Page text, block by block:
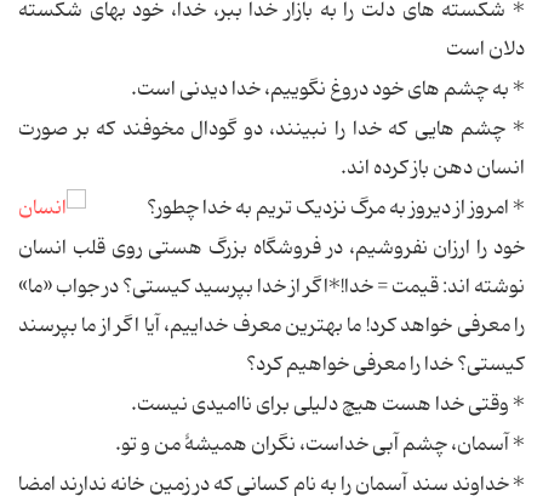
* شکسته های دلت را به بازار خدا ببر، خدا، خود بهای شکسته
دلان است
* به چشم های خود دروغ نگوییم، خدا دیدنی است.
* چشم هایی که خدا را نبینند، دو گودال مخوفند که بر صورت
انسان دهن باز کرده اند.
* امروز از دیروز به مرگ نزدیک تریم به خدا چطور؟
خود را ارزان نفروشیم، در فروشگاه بزرگ هستی روی قلب انسان
نوشته اند: قیمت = خدا!*اگر از خدا بپرسید کیستی؟ در جواب «ما»
را معرفی خواهد کرد! ما بهترین معرف خداییم، آیا اگر از ما بپرسند
کیستی؟ خدا را معرفی خواهیم کرد؟
* وقتی خدا هست هیچ دلیلی برای ناامیدی نیست.
* آسمان، چشم آبی خداست، نگران همیشۀ من و تو.
* خداوند سند آسمان را به نام کسانی که در زمین خانه ندارند امضا